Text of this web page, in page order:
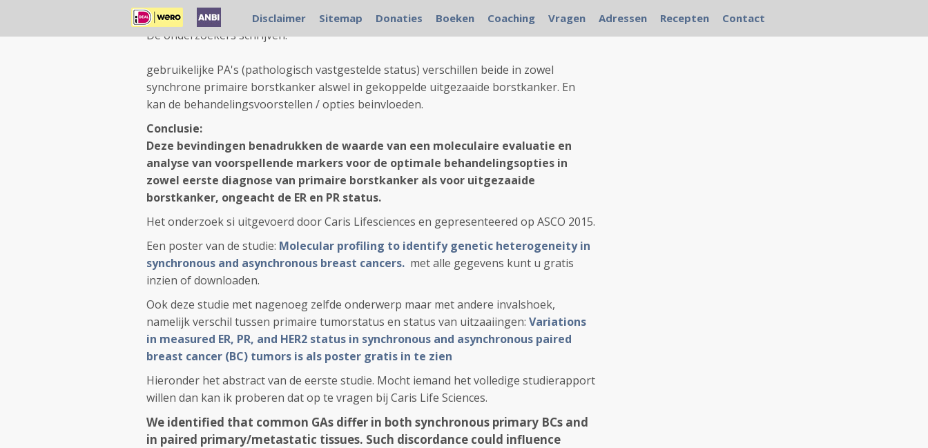
De onderzoekers schrijven:
gebruikelijke PA's (pathologisch vastgestelde status) verschillen beide in zowel
synchrone primaire borstkanker alswel in gekoppelde uitgezaaide borstkanker. En
kan de behandelingsvoorstellen / opties beinvloeden.
Conclusie:
Deze bevindingen benadrukken de waarde van een moleculaire evaluatie en
analyse van voorspellende markers voor de optimale behandelingsopties in
zowel eerste diagnose van primaire borstkanker als voor uitgezaaide
borstkanker, ongeacht de ER en PR status.
Het onderzoek si uitgevoerd door Caris Lifesciences en gepresenteered op ASCO 2015.
Een poster van de studie: Molecular profiling to identify genetic heterogeneity in
synchronous and asynchronous breast cancers. met alle gegevens kunt u gratis
inzien of downloaden.
Ook deze studie met nagenoeg zelfde onderwerp maar met andere invalshoek,
namelijk verschil tussen primaire tumorstatus en status van uitzaaiingen: Variations
in measured ER, PR, and HER2 status in synchronous and asynchronous paired
breast cancer (BC) tumors is als poster gratis in te zien
Hieronder het abstract van de eerste studie. Mocht iemand het volledige studierapport
willen dan kan ik proberen dat op te vragen bij Caris Life Sciences.
We identified that common GAs differ in both synchronous primary BCs and
in paired primary/metastatic tissues. Such discordance could influence
Disclaimer Sitemap Donaties Boeken Coaching Vragen Adressen Recepten Contact